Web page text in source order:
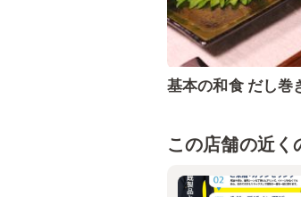
基本の和食 だし巻
この店舗の近く